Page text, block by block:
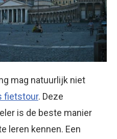
mag natuurlijk niet
fietstour. Deze
is de beste manier
leren kennen. Een